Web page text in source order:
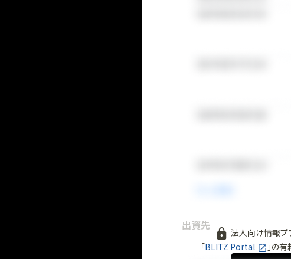
法人向け情報プ
「BLITZ Portal 」の
出資先